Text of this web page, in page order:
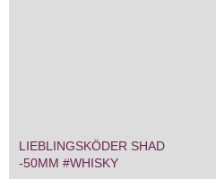
LIEBLINGSKÖDER SHAD
-50MM #WHISKY